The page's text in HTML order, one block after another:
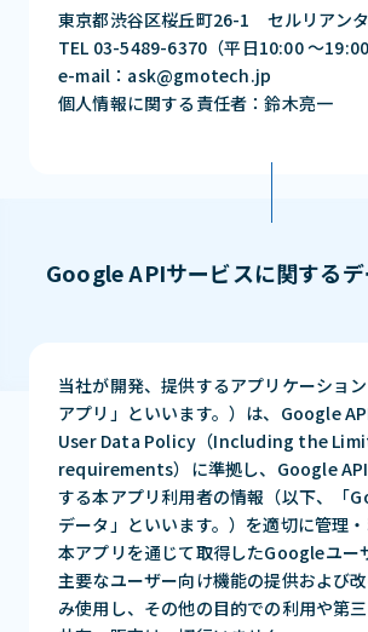
東京都渋谷区桜丘町26-1 セルリアン
TEL 03-5489-6370（平日10:00 〜19:00
e-mail：ask@gmotech.jp
個人情報に関する責任者：鈴木亮一
Google APIサービスに関する
当社が開発、提供するアプリケーショ
アプリ」といいます。）は、Google
User Data Policy（Including the
requirements）に準拠し、Google
する本アプリ利用者の情報（以下、「
データ」といいます。）を適切に管理・
本アプリを通じて取得したGoogleユー
主要なユーザー向け機能の提供および
み使用し、その他の目的での利用や第